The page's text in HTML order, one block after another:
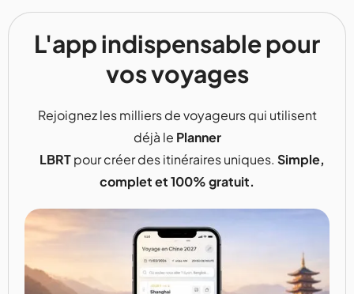
L'app indispensable pour
vos voyages
Rejoignez les milliers de voyageurs qui utilisent
déjà le Planner
LBRTpour créer des itinéraires uniques. Simple,
complet et 100% gratuit.